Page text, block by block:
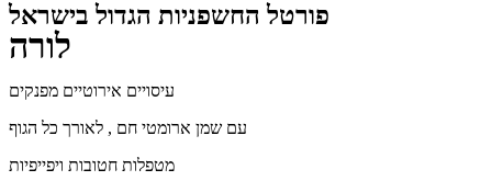
פורטל החשפניות הגדול בישראל
לורה
עיסויים אירוטיים מפנקים
עם שמן ארומטי חם , לאורך כל הגוף
מטפלות חטובות ויפייפיות